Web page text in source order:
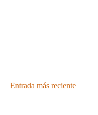
Entrada más reciente